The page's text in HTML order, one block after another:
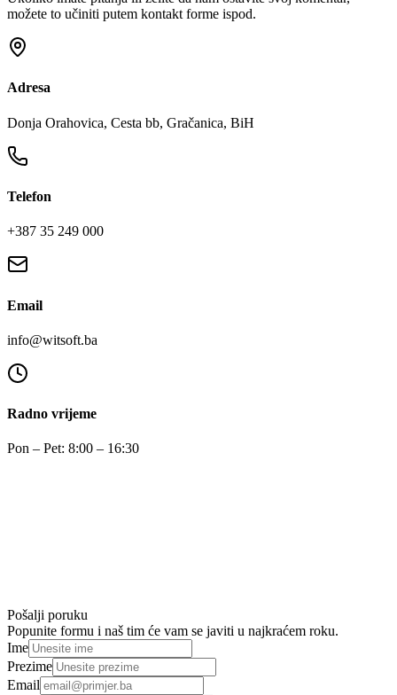
možete to učiniti putem kontakt forme ispod.
Adresa
Donja Orahovica, Cesta bb, Gračanica, BiH
Telefon
+387 35 249 000
Email
info@witsoft.ba
Radno vrijeme
Pon – Pet: 8:00 – 16:30
Pošalji poruku
Popunite formu i naš tim će vam se javiti u najkraćem roku.
Ime
Prezime
Email